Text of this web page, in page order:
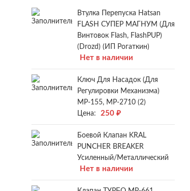
Втулка Перепуска Hatsan
FLASH СУПЕР МАГНУМ (для
Винтовок Flash, FlashPUP)
(Drozd) (ИП Рогаткин)
Нет в наличии
Ключ Для Насадок (для
Регулировки Механизма)
МР-155, МР-2710 (2)
Цена:
250 ₽
Боевой Клапан KRAL
PUNCHER BREAKER
Усиленный/металлический
Нет в наличии